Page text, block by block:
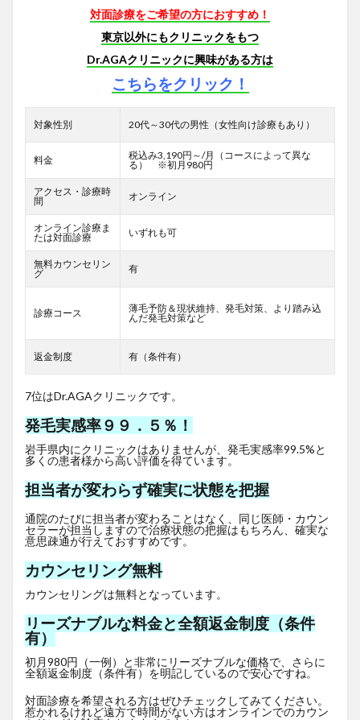
対面診療をご希望の方におすすめ！
東京以外にもクリニックをもつ
Dr.AGAクリニックに興味がある方は
こちらをクリック！
対象性別 20代～30代の男性（女性向け診療もあり）
料金
税込み3,190円～/月（コースによって異な
る） ※初月980円
アクセス・診療時
間
オンライン
オンライン診療ま
たは対面診療
いずれも可
無料カウンセリン
グ
有
診療コース
薄毛予防＆現状維持、発毛対策、より踏み込
んだ発毛対策など
返金制度 有（条件有）
7位はDr.AGAクリニックです。
発毛実感率９９．５％！
岩手県内にクリニックはありませんが、発毛実感率99.5%と
多くの患者様から高い評価を得ています。
担当者が変わらず確実に状態を把握
通院のたびに担当者が変わることはなく、同じ医師・カウン
セラーが担当しますので治療状態の把握はもちろん、確実な
意思疎通が行えておすすめです。
カウンセリング無料
カウンセリングは無料となっています。
リーズナブルな料金と全額返金制度（条件
有）
初月980円（一例）と非常にリーズナブルな価格で、さらに
全額返金制度（条件有）を明記しているので安心ですね。
対面診療を希望される方はぜひチェックしてみてください。
惹かれるけれど遠方で時間がない方はオンラインでのカウン